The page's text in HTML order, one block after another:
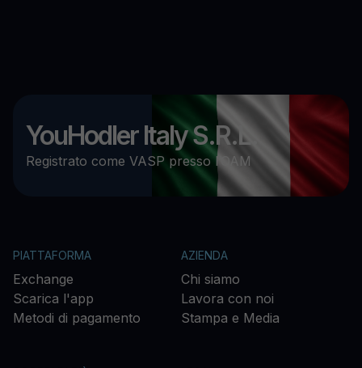
YouHodler Italy S.R.L.
Registrato come VASP presso l’OAM
PIATTAFORMA
Exchange
Scarica l'app
Metodi di pagamento
AZIENDA
Chi siamo
Lavora con noi
Stampa e Media